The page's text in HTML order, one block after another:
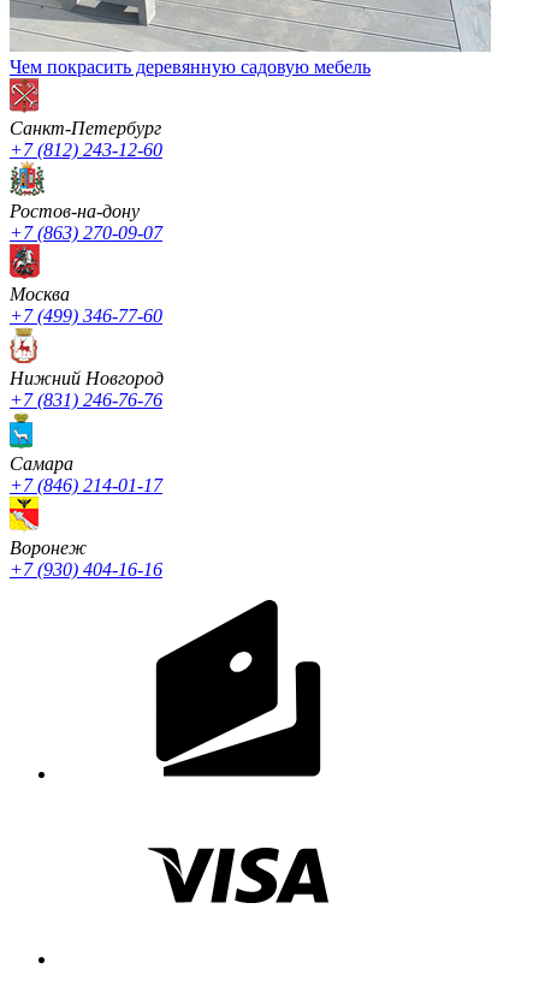
Чем покрасить деревянную садовую мебель
Санкт-Петербург
+7 (812) 243-12-60
Ростов-на-дону
+7 (863) 270-09-07
Москва
+7 (499) 346-77-60
Нижний Новгород
+7 (831) 246-76-76
Cамара
+7 (846) 214-01-17
Воронеж
+7 (930) 404-16-16